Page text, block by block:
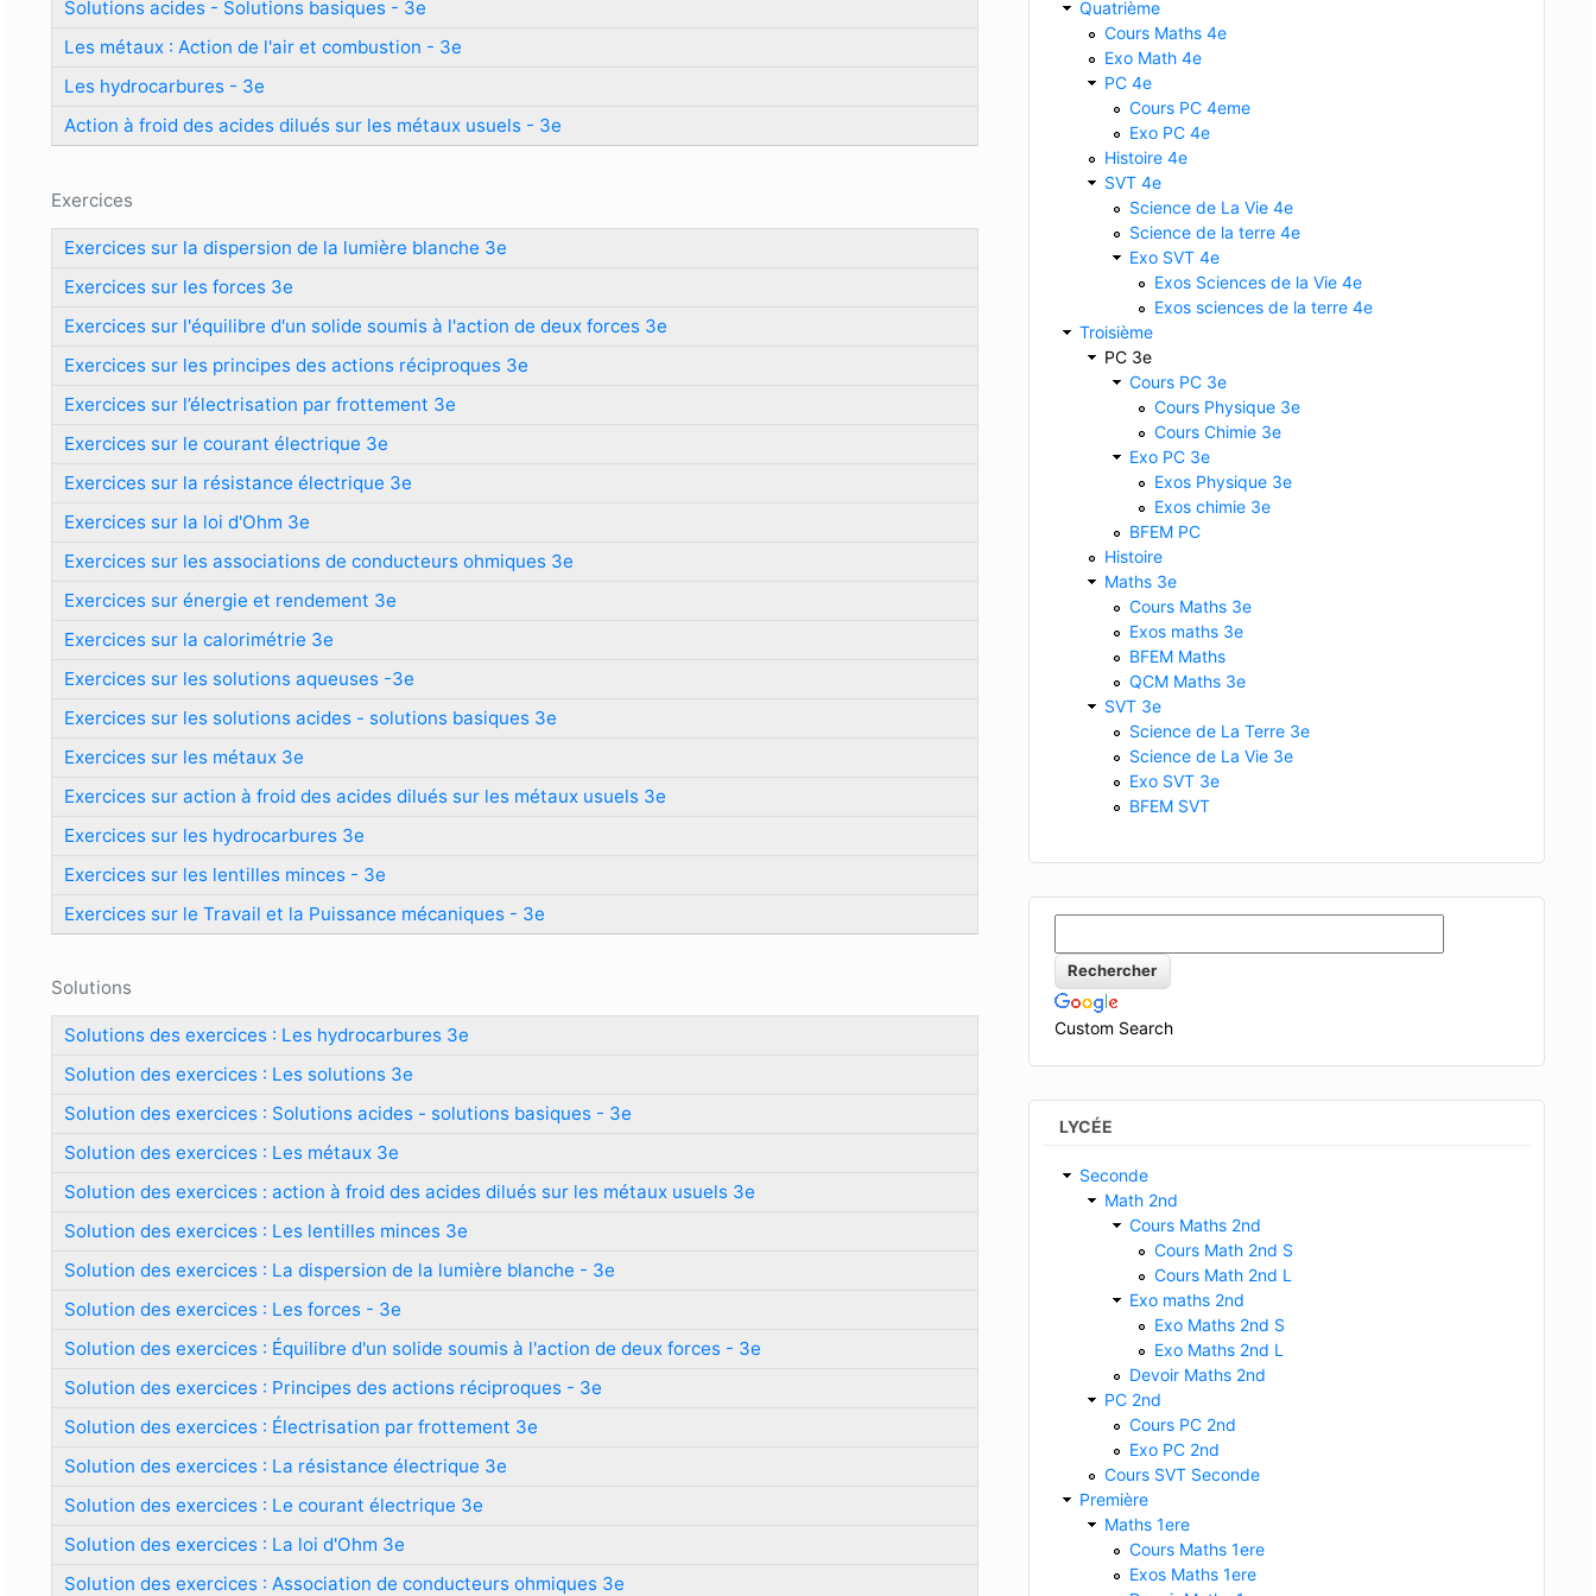
Solutions acides - Solutions basiques - 3e
Les métaux : Action de l'air et combustion - 3e
Les hydrocarbures - 3e
Action à froid des acides dilués sur les métaux usuels - 3e
Exercices
Exercices sur la dispersion de la lumière blanche 3e
Exercices sur les forces 3e
Exercices sur l'équilibre d'un solide soumis à l'action de deux forces 3e
Exercices sur les principes des actions réciproques 3e
Exercices sur l’électrisation par frottement 3e
Exercices sur le courant électrique 3e
Exercices sur la résistance électrique 3e
Exercices sur la loi d'Ohm 3e
Exercices sur les associations de conducteurs ohmiques 3e
Exercices sur énergie et rendement 3e
Exercices sur la calorimétrie 3e
Exercices sur les solutions aqueuses -3e
Exercices sur les solutions acides - solutions basiques 3e
Exercices sur les métaux 3e
Exercices sur action à froid des acides dilués sur les métaux usuels 3e
Exercices sur les hydrocarbures 3e
Exercices sur les lentilles minces - 3e
Exercices sur le Travail et la Puissance mécaniques - 3e
Solutions
Solutions des exercices : Les hydrocarbures 3e
Solution des exercices : Les solutions 3e
Solution des exercices : Solutions acides - solutions basiques - 3e
Solution des exercices : Les métaux 3e
Solution des exercices : action à froid des acides dilués sur les métaux usuels 3e
Solution des exercices : Les lentilles minces 3e
Solution des exercices : La dispersion de la lumière blanche - 3e
Solution des exercices : Les forces - 3e
Solution des exercices : Équilibre d'un solide soumis à l'action de deux forces - 3e
Solution des exercices : Principes des actions réciproques - 3e
Solution des exercices : Électrisation par frottement 3e
Solution des exercices : La résistance électrique 3e
Solution des exercices : Le courant électrique 3e
Solution des exercices : La loi d'Ohm 3e
Solution des exercices : Association de conducteurs ohmiques 3e
Quatrième
Cours Maths 4e
Exo Math 4e
PC 4e
Cours PC 4eme
Exo PC 4e
Histoire 4e
SVT 4e
Science de La Vie 4e
Science de la terre 4e
Exo SVT 4e
Exos Sciences de la Vie 4e
Exos sciences de la terre 4e
Troisième
PC 3e
Cours PC 3e
Cours Physique 3e
Cours Chimie 3e
Exo PC 3e
Exos Physique 3e
Exos chimie 3e
BFEM PC
Histoire
Maths 3e
Cours Maths 3e
Exos maths 3e
BFEM Maths
QCM Maths 3e
SVT 3e
Science de La Terre 3e
Science de La Vie 3e
Exo SVT 3e
BFEM SVT
Custom Search
LYCÉE
Seconde
Math 2nd
Cours Maths 2nd
Cours Math 2nd S
Cours Math 2nd L
Exo maths 2nd
Exo Maths 2nd S
Exo Maths 2nd L
Devoir Maths 2nd
PC 2nd
Cours PC 2nd
Exo PC 2nd
Cours SVT Seconde
Première
Maths 1ere
Cours Maths 1ere
Exos Maths 1ere